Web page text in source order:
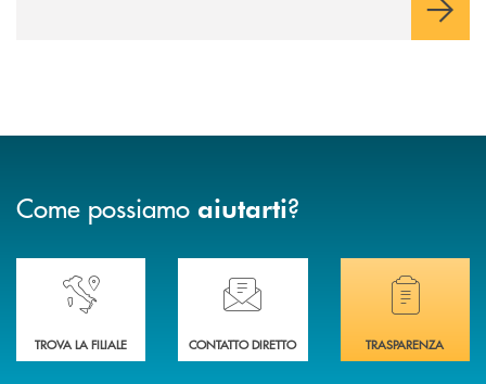
Come possiamo aiutarti?
Accedi all' elenco completo delle nostre&nbsp; filiali .
TROVA LA FILIALE
Ti serve assistenza immediata? Contattaci!
CONTATTO DIRETTO
Hai bisogno di
TRASPARENZA